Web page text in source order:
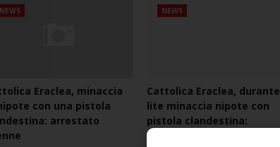
NEWS
Eraclea, minaccia
con una pistola
arrestato
NEWS
Cattolica Eraclea, durante
lite minaccia nipote con
pistola clandestina:
arrestato 69enne